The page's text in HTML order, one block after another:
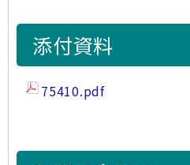
添付資料
75410.pdf